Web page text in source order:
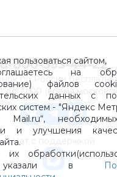
пользоваться сайтом,
на
файлов
данных с
систем - "Яндекс
Mail.ru“,
и улучшения
их
в
8-800-333-44-22
по России
до 21:00 (время
Чат с поддержкой